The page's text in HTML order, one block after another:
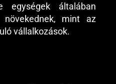
egységek általában
növekednek, mint az
vállalkozások.